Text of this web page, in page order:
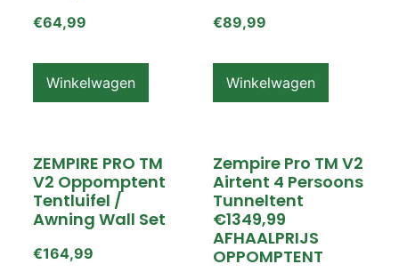
€64,99
Winkelwagen
€89,99
Winkelwagen
ZEMPIRE PRO TM
V2 Oppomptent
Tentluifel /
Awning Wall Set
€164,99
Zempire Pro TM V2
Airtent 4 Persoons
Tunneltent
€1349,99
AFHAALPRIJS
OPPOMPTENT